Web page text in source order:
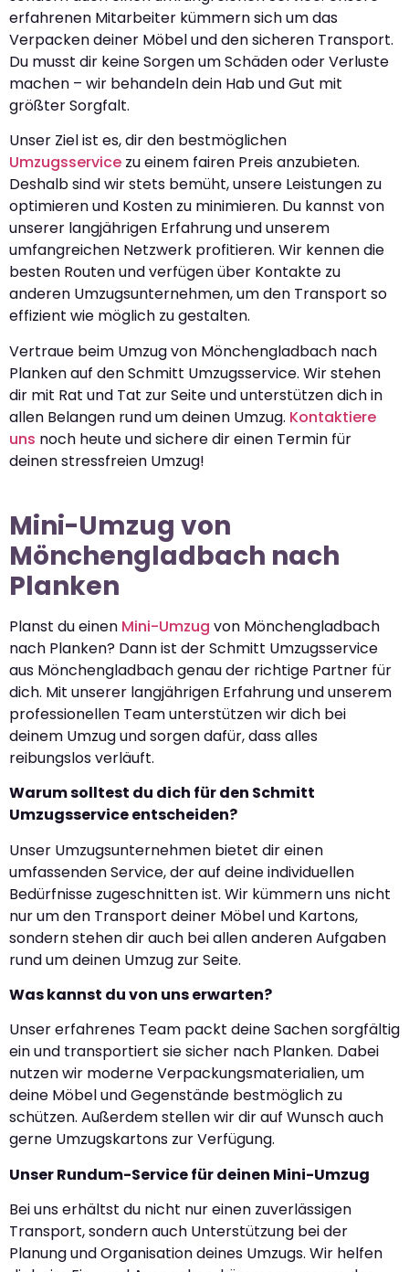
erfahrenen Mitarbeiter kümmern sich um das
Verpacken deiner Möbel und den sicheren Transport.
Du musst dir keine Sorgen um Schäden oder Verluste
machen – wir behandeln dein Hab und Gut mit
größter Sorgfalt.
Unser Ziel ist es, dir den bestmöglichen
Umzugsservice zu einem fairen Preis anzubieten.
Deshalb sind wir stets bemüht, unsere Leistungen zu
optimieren und Kosten zu minimieren. Du kannst von
unserer langjährigen Erfahrung und unserem
umfangreichen Netzwerk profitieren. Wir kennen die
besten Routen und verfügen über Kontakte zu
anderen Umzugsunternehmen, um den Transport so
effizient wie möglich zu gestalten.
Vertraue beim Umzug von Mönchengladbach nach
Planken auf den Schmitt Umzugsservice. Wir stehen
dir mit Rat und Tat zur Seite und unterstützen dich in
allen Belangen rund um deinen Umzug. Kontaktiere
uns noch heute und sichere dir einen Termin für
deinen stressfreien Umzug!
Mini-Umzug von
Mönchengladbach nach
Planken
Planst du einen Mini-Umzug von Mönchengladbach
nach Planken? Dann ist der Schmitt Umzugsservice
aus Mönchengladbach genau der richtige Partner für
dich. Mit unserer langjährigen Erfahrung und unserem
professionellen Team unterstützen wir dich bei
deinem Umzug und sorgen dafür, dass alles
reibungslos verläuft.
Warum solltest du dich für den Schmitt
Umzugsservice entscheiden?
Unser Umzugsunternehmen bietet dir einen
umfassenden Service, der auf deine individuellen
Bedürfnisse zugeschnitten ist. Wir kümmern uns nicht
nur um den Transport deiner Möbel und Kartons,
sondern stehen dir auch bei allen anderen Aufgaben
rund um deinen Umzug zur Seite.
Was kannst du von uns erwarten?
Unser erfahrenes Team packt deine Sachen sorgfältig
ein und transportiert sie sicher nach Planken. Dabei
nutzen wir moderne Verpackungsmaterialien, um
deine Möbel und Gegenstände bestmöglich zu
schützen. Außerdem stellen wir dir auf Wunsch auch
gerne Umzugskartons zur Verfügung.
Unser Rundum-Service für deinen Mini-Umzug
Bei uns erhältst du nicht nur einen zuverlässigen
Transport, sondern auch Unterstützung bei der
Planung und Organisation deines Umzugs. Wir helfen